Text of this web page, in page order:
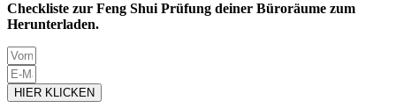
Checkliste zur Feng Shui Prüfung deiner Büroräume zum
Herunterladen.
HIER KLICKEN